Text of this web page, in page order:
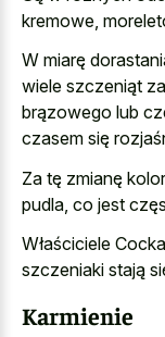
kremowe,
W miarę
wiele szczeniąt
brązowego lub
czasem się
Za tę zmianę
pudla, co jest
Właściciele
szczeniaki stają
Karmienie